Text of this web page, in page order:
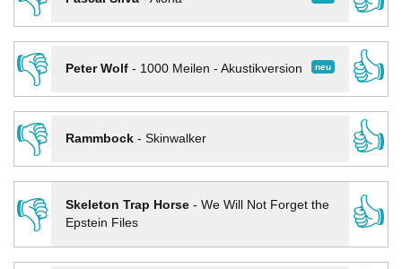
👎
neu
Peter Wolf- 1000 Meilen - Akustikversion
👍
👎
Rammbock- Skinwalker
👍
👎
Skeleton Trap Horse- We Will Not Forget the
Epstein Files
👍